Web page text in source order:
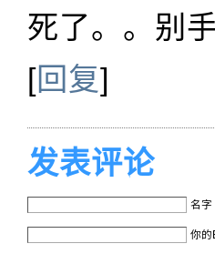
死了。。别
[回复]
发表评论
名字
你的